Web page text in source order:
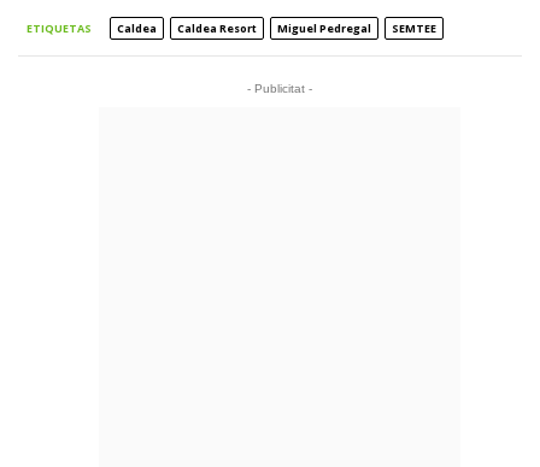
ETIQUETAS Caldea Caldea Resort Miguel Pedregal SEMTEE
- Publicitat -